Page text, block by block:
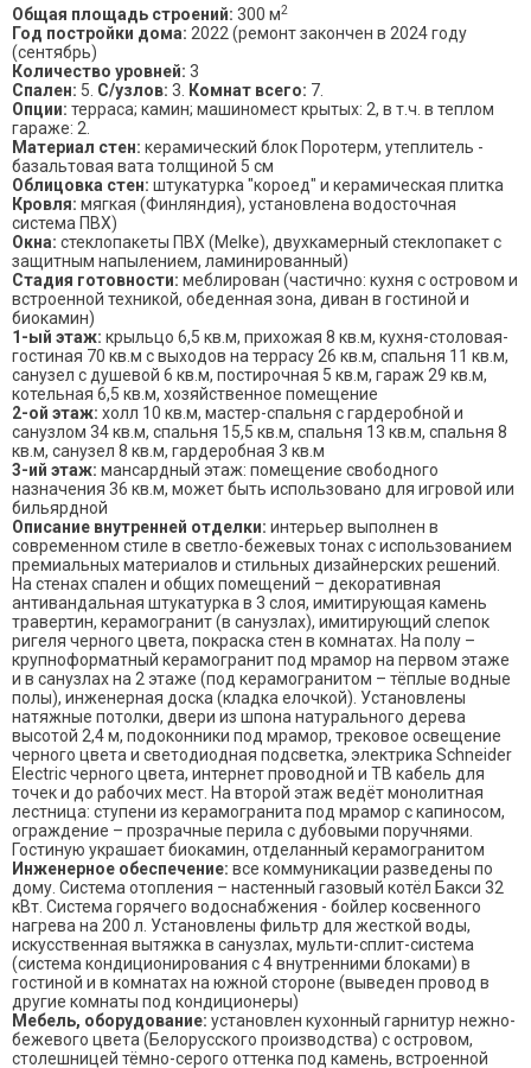
Общая площадь строений: 300 м2
Год постройки дома: 2022 (ремонт закончен в 2024 году
(сентябрь)
Количество уровней: 3
Спален: 5. С/узлов: 3. Комнат всего: 7.
Опции: терраса; камин; машиномест крытых: 2, в т.ч. в теплом
гараже: 2.
Материал стен: керамический блок Поротерм, утеплитель -
базальтовая вата толщиной 5 см
Облицовка стен: штукатурка "короед" и керамическая плитка
Кровля: мягкая (Финляндия), установлена водосточная
система ПВХ)
Окна: стеклопакеты ПВХ (Melke), двухкамерный стеклопакет с
защитным напылением, ламинированный)
Стадия готовности: меблирован (частично: кухня с островом и
встроенной техникой, обеденная зона, диван в гостиной и
биокамин)
1-ый этаж: крыльцо 6,5 кв.м, прихожая 8 кв.м, кухня-столовая-
гостиная 70 кв.м с выходов на террасу 26 кв.м, спальня 11 кв.м,
санузел с душевой 6 кв.м, постирочная 5 кв.м, гараж 29 кв.м,
котельная 6,5 кв.м, хозяйственное помещение
2-ой этаж: холл 10 кв.м, мастер-спальня с гардеробной и
санузлом 34 кв.м, спальня 15,5 кв.м, спальня 13 кв.м, спальня 8
кв.м, санузел 8 кв.м, гардеробная 3 кв.м
3-ий этаж: мансардный этаж: помещение свободного
назначения 36 кв.м, может быть использовано для игровой или
бильярдной
Описание внутренней отделки: интерьер выполнен в
современном стиле в светло-бежевых тонах с использованием
премиальных материалов и стильных дизайнерских решений.
На стенах спален и общих помещений – декоративная
антивандальная штукатурка в 3 слоя, имитирующая камень
травертин, керамогранит (в санузлах), имитирующий слепок
ригеля черного цвета, покраска стен в комнатах. На полу –
крупноформатный керамогранит под мрамор на первом этаже
и в санузлах на 2 этаже (под керамогранитом – тёплые водные
полы), инженерная доска (кладка елочкой). Установлены
натяжные потолки, двери из шпона натурального дерева
высотой 2,4 м, подоконники под мрамор, трековое освещение
черного цвета и светодиодная подсветка, электрика Schneider
Electric черного цвета, интернет проводной и ТВ кабель для
точек и до рабочих мест. На второй этаж ведёт монолитная
лестница: ступени из керамогранита под мрамор с капиносом,
ограждение – прозрачные перила с дубовыми поручнями.
Гостиную украшает биокамин, отделанный керамогранитом
Инженерное обеспечение: все коммуникации разведены по
дому. Система отопления – настенный газовый котёл Бакси 32
кВт. Система горячего водоснабжения - бойлер косвенного
нагрева на 200 л. Установлены фильтр для жесткой воды,
искусственная вытяжка в санузлах, мульти-сплит-система
(система кондиционирования с 4 внутренними блоками) в
гостиной и в комнатах на южной стороне (выведен провод в
другие комнаты под кондиционеры)
Мебель, оборудование: установлен кухонный гарнитур нежно-
бежевого цвета (Белорусского производства) с островом,
столешницей тёмно-серого оттенка под камень, встроенной